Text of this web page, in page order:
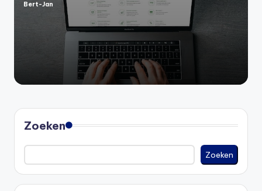
Geplaatst
Bert-Jan
Zoeken
Zoeken